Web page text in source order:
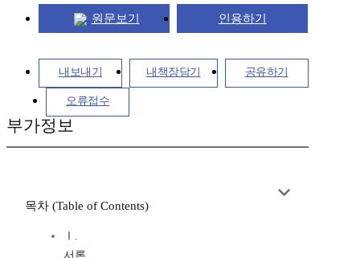
원문보기 인용하기
내보내기 내책장담기 공유하기
오류접수
부가정보
목차 (Table of Contents)
Ⅰ.
서론